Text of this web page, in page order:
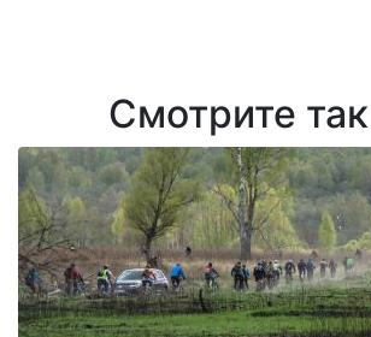
Смотрите